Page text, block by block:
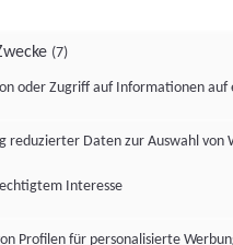
(7)
oder Zugriff auf Informationen auf
reduzierter Daten zur Auswahl von
Interesse
Profilen für personalisierte